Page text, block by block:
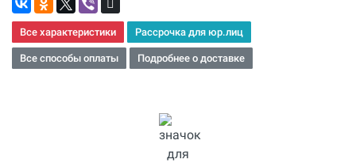
Все характеристики Рассрочка для юр.лиц
Все способы оплаты Подробнее о доставке